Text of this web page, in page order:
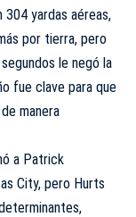
304 yardas aéreas,
por tierra, pero
le negó la
fue clave para que
manera
a Patrick
City, pero Hurts